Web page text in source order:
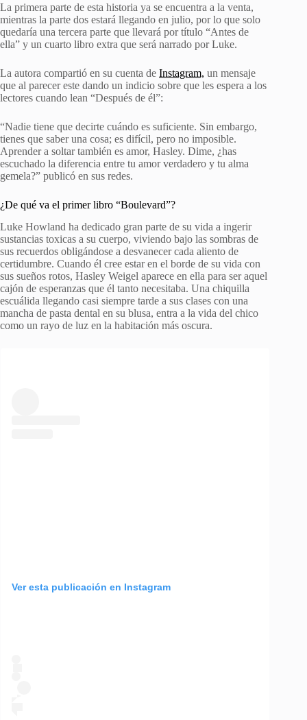
La primera parte de esta historia ya se encuentra a la venta,
mientras la parte dos estará llegando en julio, por lo que solo
quedaría una tercera parte que llevará por título “Antes de
ella” y un cuarto libro extra que será narrado por Luke.
La autora compartió en su cuenta de Instagram, un mensaje
que al parecer este dando un indicio sobre que les espera a los
lectores cuando lean “Después de él”:
“Nadie tiene que decirte cuándo es suficiente. Sin embargo,
tienes que saber una cosa; es difícil, pero no imposible.
Aprender a soltar también es amor, Hasley. Dime, ¿has
escuchado la diferencia entre tu amor verdadero y tu alma
gemela?” publicó en sus redes.
¿De qué va el primer libro “Boulevard”?
Luke Howland ha dedicado gran parte de su vida a ingerir
sustancias toxicas a su cuerpo, viviendo bajo las sombras de
sus recuerdos obligándose a desvanecer cada aliento de
certidumbre. Cuando él cree estar en el borde de su vida con
sus sueños rotos, Hasley Weigel aparece en ella para ser aquel
cajón de esperanzas que él tanto necesitaba. Una chiquilla
escuálida llegando casi siempre tarde a sus clases con una
mancha de pasta dental en su blusa, entra a la vida del chico
como un rayo de luz en la habitación más oscura.
Ver esta publicación en Instagram